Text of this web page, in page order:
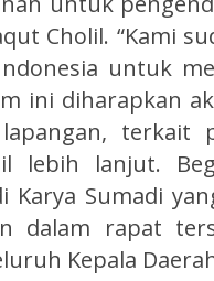
Cholil. “Kami
untuk
ini diharapkan
terkait
lebih lanjut.
Karya Sumadi
dalam rapat
Kepala